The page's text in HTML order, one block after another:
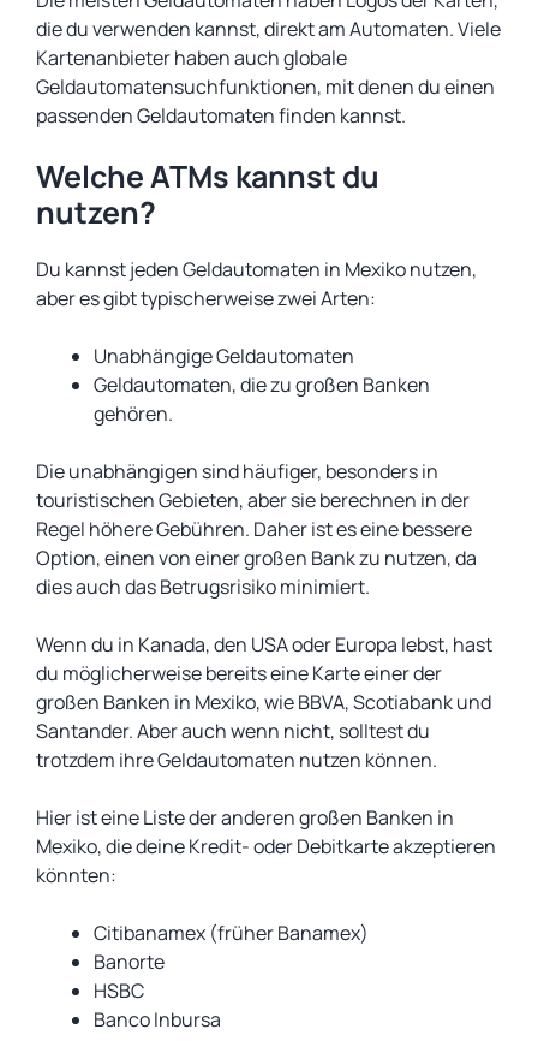
die du verwenden kannst, direkt am Automaten. Viele
Kartenanbieter haben auch globale
Geldautomatensuchfunktionen, mit denen du einen
passenden Geldautomaten finden kannst.
Welche ATMs kannst du
nutzen?
Du kannst jeden Geldautomaten in Mexiko nutzen,
aber es gibt typischerweise zwei Arten:
Unabhängige Geldautomaten
Geldautomaten, die zu großen Banken
gehören.
Die unabhängigen sind häufiger, besonders in
touristischen Gebieten, aber sie berechnen in der
Regel höhere Gebühren. Daher ist es eine bessere
Option, einen von einer großen Bank zu nutzen, da
dies auch das Betrugsrisiko minimiert.
Wenn du in Kanada, den USA oder Europa lebst, hast
du möglicherweise bereits eine Karte einer der
großen Banken in Mexiko, wie BBVA, Scotiabank und
Santander. Aber auch wenn nicht, solltest du
trotzdem ihre Geldautomaten nutzen können.
Hier ist eine Liste der anderen großen Banken in
Mexiko, die deine Kredit- oder Debitkarte akzeptieren
könnten:
Citibanamex (früher Banamex)
Banorte
HSBC
Banco Inbursa